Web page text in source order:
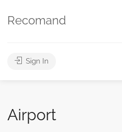
Recomand
Sign In
Airport